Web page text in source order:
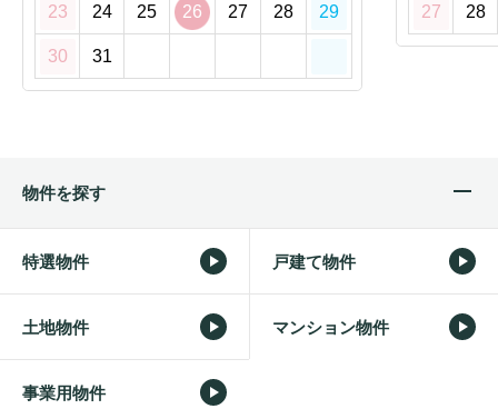
23 24 25 26 27 28 29
30 31
27 28
物件を探す
特選物件 戸建て物件
土地物件 マンション物件
事業用物件